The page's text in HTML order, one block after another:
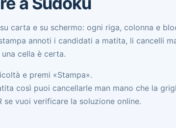
carta e su schermo: ogni riga, colonna e
annoti i candidati a matita, li cancelli
cella è certa.
e premi «Stampa».
così puoi cancellarle man mano che la
se vuoi verificare la soluzione online.